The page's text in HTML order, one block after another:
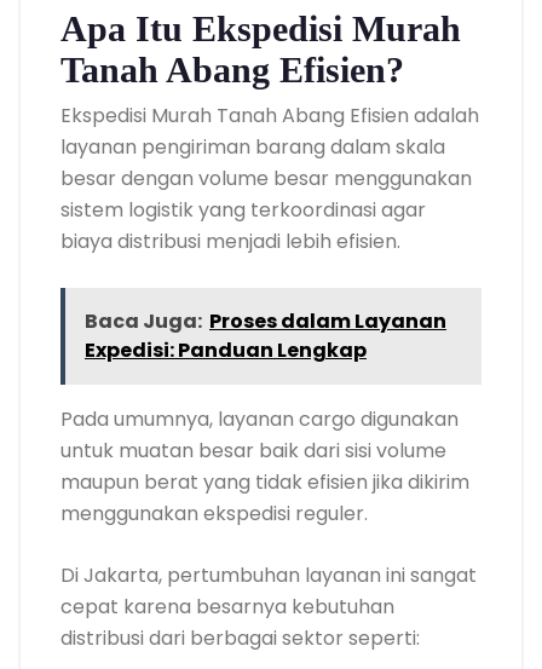
Apa Itu Ekspedisi Murah
Tanah Abang Efisien?
Ekspedisi Murah Tanah Abang Efisien adalah
layanan pengiriman barang dalam skala
besar dengan volume besar menggunakan
sistem logistik yang terkoordinasi agar
biaya distribusi menjadi lebih efisien.
Baca Juga: Proses dalam Layanan
Expedisi: Panduan Lengkap
Pada umumnya, layanan cargo digunakan
untuk muatan besar baik dari sisi volume
maupun berat yang tidak efisien jika dikirim
menggunakan ekspedisi reguler.
Di Jakarta, pertumbuhan layanan ini sangat
cepat karena besarnya kebutuhan
distribusi dari berbagai sektor seperti: